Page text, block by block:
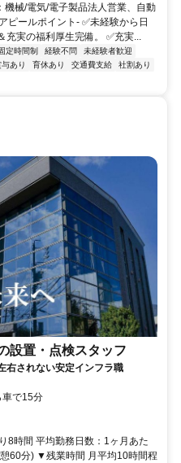
械/電気/電子製品法人営業、自動
ピールポイント- ✅未経験から日
実の福利厚生完備。 ✅充実...
定時間制 経験不問
未経験者歓迎
与あり 育休あり 交通費支給
社割あり
設置・点検スタッフ
右されない安定インフラ職
車で15分
8時間 平均勤務日数：1ヶ月あた
60分) ▼残業時間 月平均10時間程